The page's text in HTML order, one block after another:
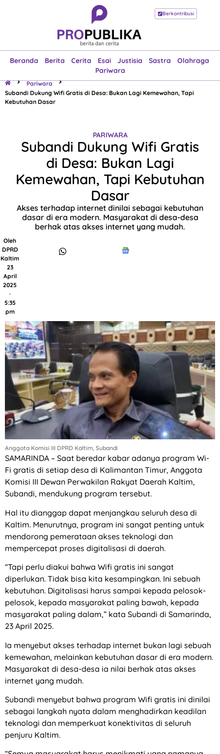
Berkontribusi
Beranda Berita Cerita Esai Justisia Sastra
Olahraga
Pariwara
Beranda
Esai
Justisia
Sastra
Olahraga
Pariwara
Pariwara
Subandi Dukung Wifi Gratis di Desa: Bukan Lagi Kemewahan, Tapi
Kebutuhan Dasar
PARIWARA
Subandi Dukung Wifi Gratis
di Desa: Bukan Lagi
Kemewahan, Tapi Kebutuhan
Dasar
Akses terhadap internet dinilai sebagai kebutuhan
dasar di era modern. Masyarakat di desa-desa
berhak atas akses internet yang mudah.
Oleh
DPRD
Kaltim
23
April
2025
·
5:35
pm
Anggota Komisi III DPRD Kaltim, Subandi
SAMARINDA – Saat beredar kabar adanya program Wi-
Fi gratis di setiap desa di Kalimantan Timur, Anggota
Komisi III Dewan Perwakilan Rakyat Daerah Kaltim,
Subandi, mendukung program tersebut.
Hal itu dianggap dapat menjangkau seluruh desa di
Kaltim. Menurutnya, program ini sangat penting untuk
mendorong pemerataan akses teknologi dan
mempercepat proses digitalisasi di daerah.
“Tapi perlu diakui bahwa Wifi gratis ini sangat
diperlukan. Tidak bisa kita kesampingkan. Ini sebuah
kebutuhan. Digitalisasi harus sampai kepada pelosok-
pelosok, kepada masyarakat paling bawah, kepada
masyarakat paling dalam,” kata Subandi di Samarinda,
23 April 2025.
Ia menyebut akses terhadap internet bukan lagi sebuah
kemewahan, melainkan kebutuhan dasar di era modern.
Masyarakat di desa-desa ia nilai berhak atas akses
internet yang mudah.
Subandi menyebut bahwa program Wifi gratis ini dinilai
sebagai langkah nyata dalam menghadirkan keadilan
teknologi dan memperkuat konektivitas di seluruh
penjuru Kaltim.